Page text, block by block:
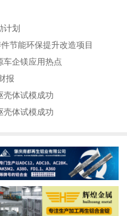
计划
节能环保提升改造项目
车企镁应用热点
报
壳体试模成功
壳体试模成功